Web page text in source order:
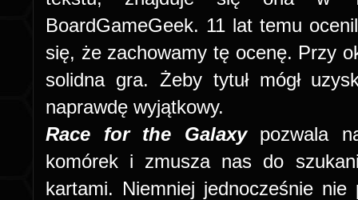
BoardGameGeek. 11 lat temu
się, że zachowamy tę ocenę. Przy
solidna gra. Żeby tytuł mógł
naprawdę wyjątkowy.
Race for the Galaxypozwala
komórek i zmusza nas do
kartami. Niemniej jednocześnie